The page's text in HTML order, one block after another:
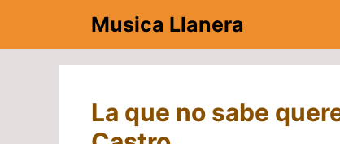
contenido
Musica Llanera
La que no sabe